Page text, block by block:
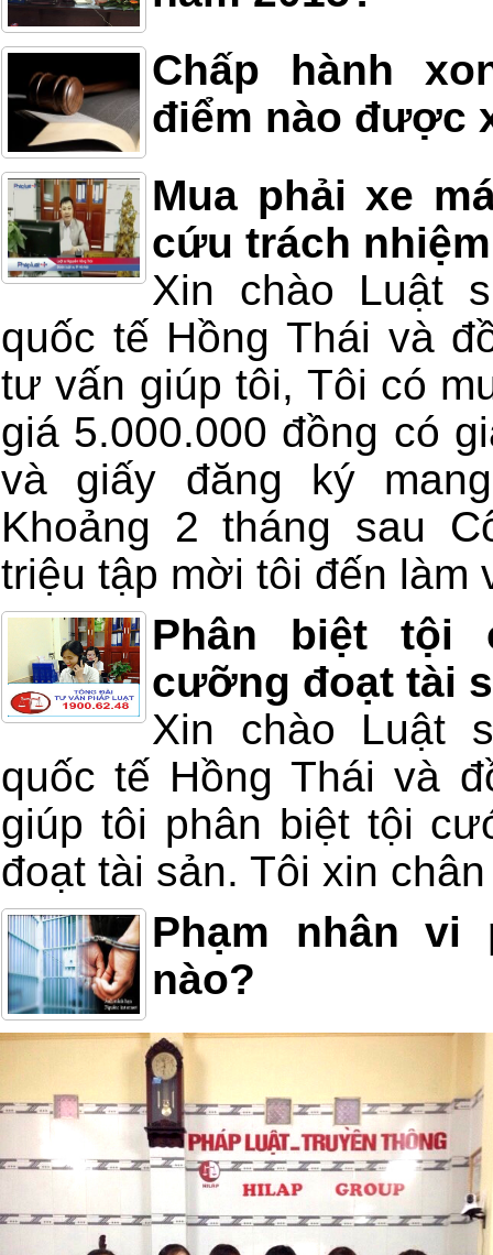
Chấp hành
điểm nào được
Mua phải xe
cứu trách
Xin chào Luật
quốc tế Hồng Thái và
tư vấn giúp tôi, Tôi có
giá 5.000.000 đồng có
và giấy đăng ký
Khoảng 2 tháng sau
triệu tập mời tôi đến làm
Phân biệt tội
cưỡng đoạt tài
Xin chào Luật
quốc tế Hồng Thái và
giúp tôi phân biệt tội
đoạt tài sản. Tôi xin
Phạm nhân
nào?